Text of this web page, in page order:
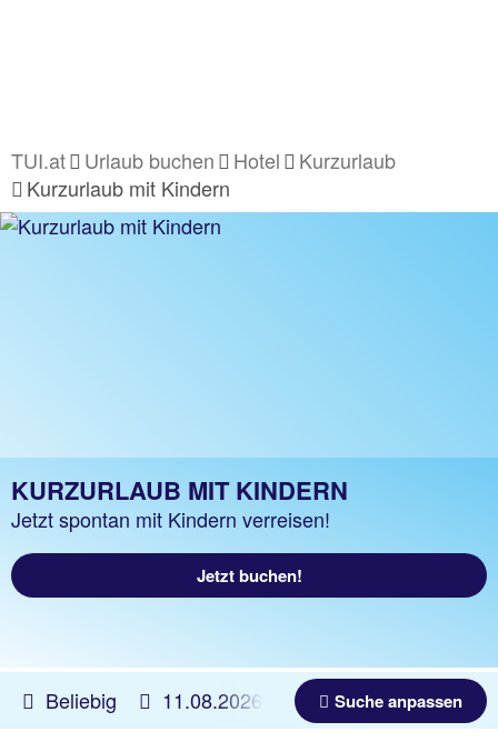
TUI.at Urlaub buchen Hotel
Kurzurlaub
Kurzurlaub mit Kindern
KURZURLAUB MIT KINDERN
Jetzt spontan mit Kindern verreisen!
Jetzt buchen!
Beliebig 11.08.2026 - 04.06.2027 Beliebig
Suche anpassen